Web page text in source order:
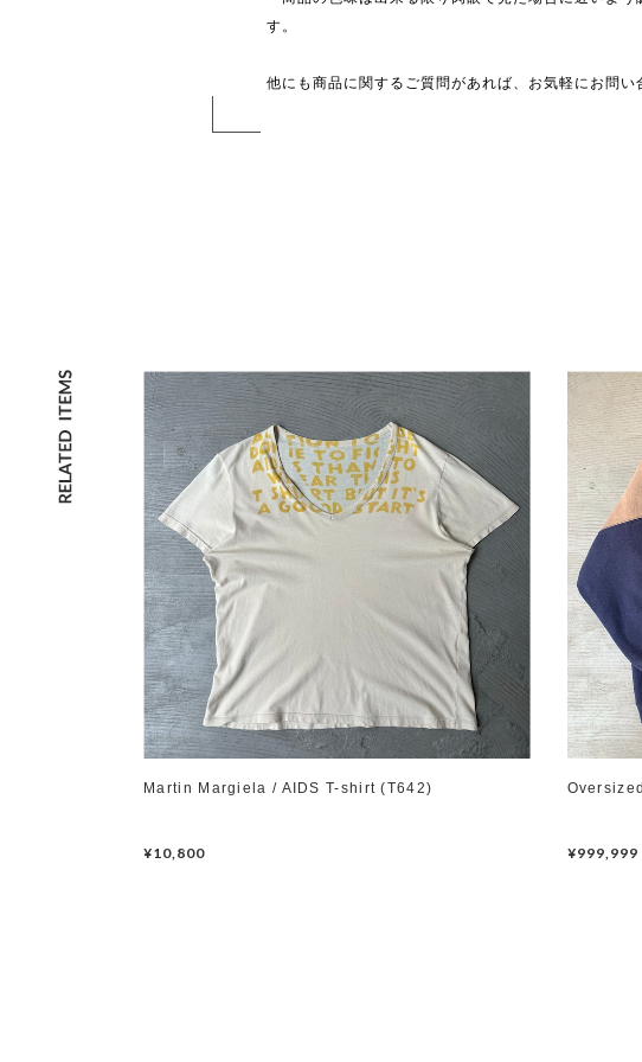
す。
他にも商品に関するご質問があれば、お気軽にお問
Martin Margiela / AIDS T-shirt (T642)
¥10,800 ¥999,999